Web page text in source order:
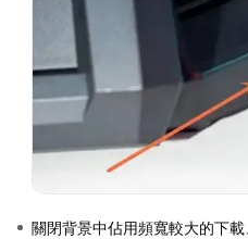
關閉背景中佔用頻寬較大的下